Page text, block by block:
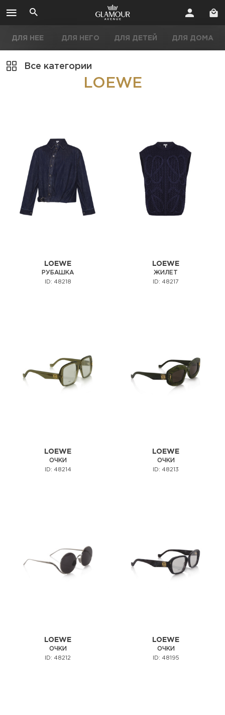
ДЛЯ НЕЕ ДЛЯ НЕГО ДЛЯ ДЕТЕЙ ДЛЯ ДОМА
Все категории
LOEWE
LOEWE
РУБАШКА
ID: 48218
LOEWE
ЖИЛЕТ
ID: 48217
LOEWE
ОЧКИ
ID: 48214
LOEWE
ОЧКИ
ID: 48213
LOEWE
ОЧКИ
ID: 48212
LOEWE
ОЧКИ
ID: 48195